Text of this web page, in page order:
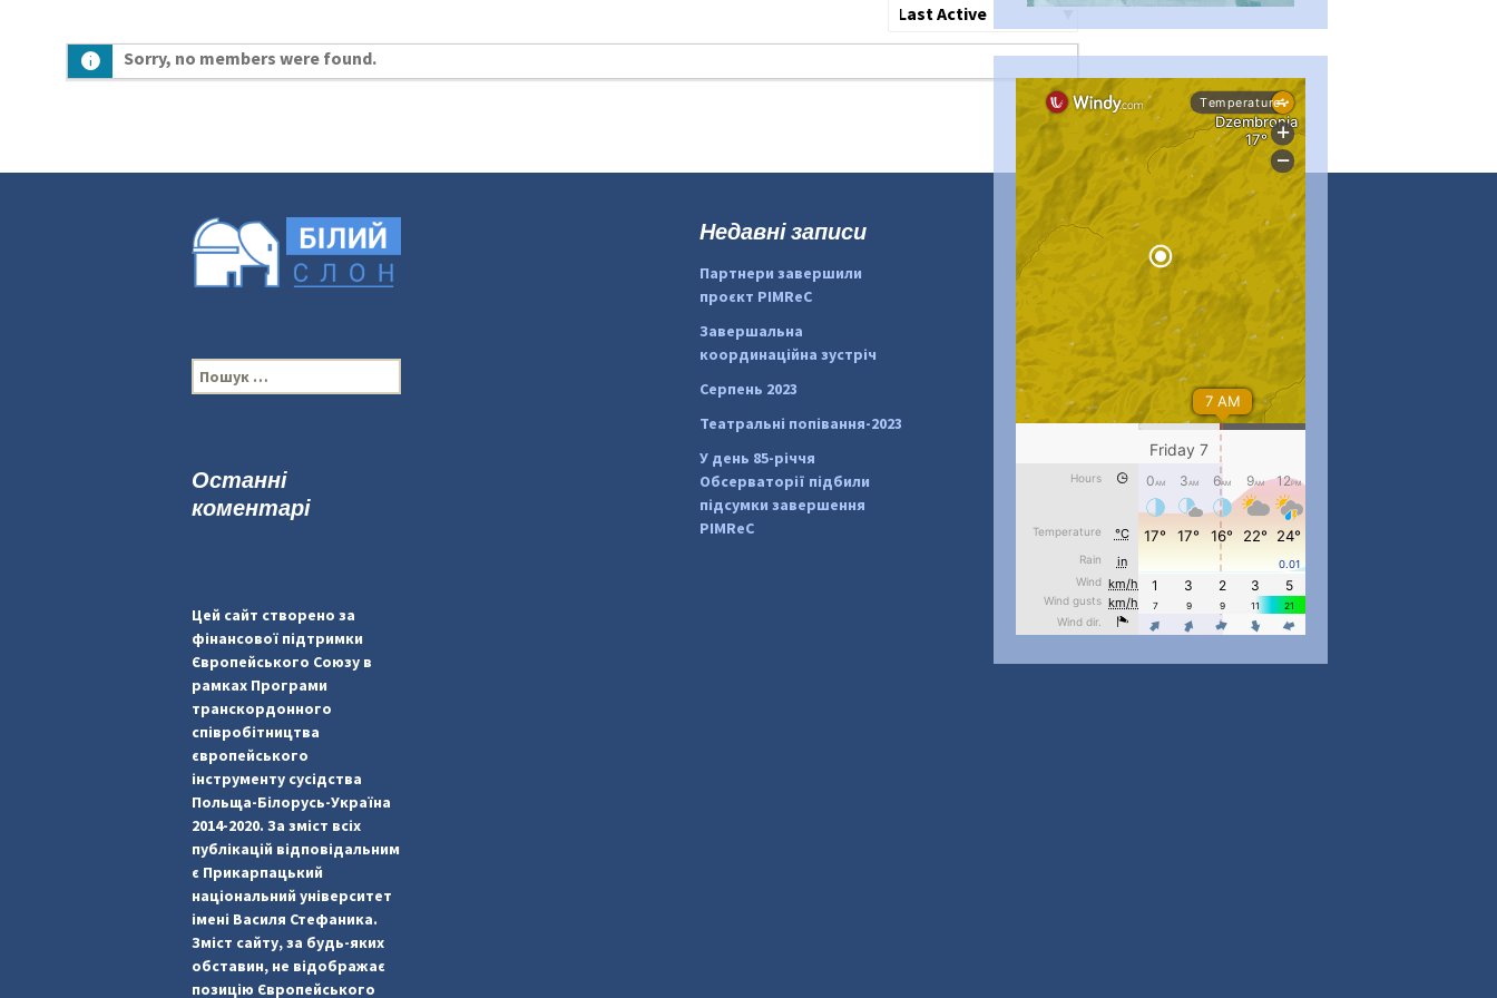
Show:
Sorry, no members were found.
#PipIvanToday...
pimrec_project
#PipIvanToday ...
pimrec_project
П
о
:
Недавні записи
Партнери завершили
проєкт PIMReC
Завершальна
координаційна зустріч
Серпень 2023
Театральні попівання-2023
У день 85-річчя
Обсерваторії підбили
підсумки завершення
PIMReC
Останні
коментарі
Цей сайт створено за
фінансової підтримки
Європейського Союзу в
рамках Програми
транскордонного
співробітництва
європейського
інструменту сусідства
Польща-Білорусь-Україна
2014-2020. За зміст всіх
публікацій відповідальним
є Прикарпацький
національний університет
імені Василя Стефаника.
Зміст сайту, за будь-яких
обставин, не відображає
позицію Європейського